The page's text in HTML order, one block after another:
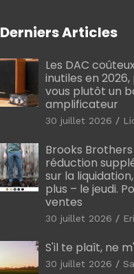
Derniers Articles
Les DAC
inutiles en
vous plutôt un
amplificateur
30 juillet 2026
Brooks Brothers
réduction
sur la
plus – le jeudi.
ventes
30 juillet 2026
S'il te plaît, ne
30 juillet 2026